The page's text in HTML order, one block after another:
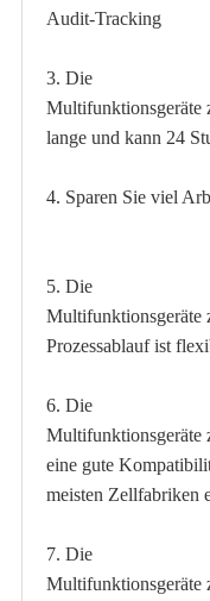
Audit-Tracking
3. Die
Multifunktionsgeräte
lange und kann 24
4. Sparen Sie viel
5. Die
Multifunktionsgeräte
Prozessablauf ist
6. Die
Multifunktionsgeräte
eine gute
meisten Zellfabriken
7. Die
Multifunktionsgeräte